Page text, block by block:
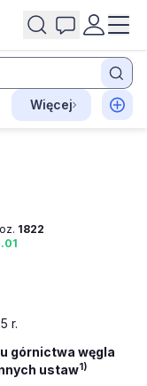
Więcej
1822
r.
górnictwa węgla
ustaw1)